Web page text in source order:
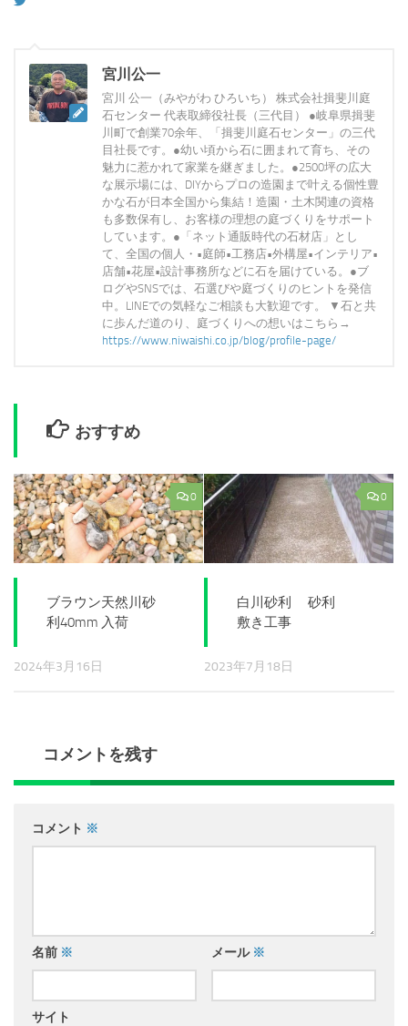
宮川公一
宮川 公一（みやがわ ひろいち） 株式会社揖斐川庭
石センター 代表取締役社長（三代目） ●岐阜県揖斐
川町で創業70余年、「揖斐川庭石センター」の三代
目社長です。●幼い頃から石に囲まれて育ち、その
魅力に惹かれて家業を継ぎました。●2500坪の広大
な展示場には、DIYからプロの造園まで叶える個性豊
かな石が日本全国から集結！造園・土木関連の資格
も多数保有し、お客様の理想の庭づくりをサポート
しています。●「ネット通販時代の石材店」とし
て、全国の個人・•庭師•工務店•外構屋•インテリア•
店舗•花屋•設計事務所などに石を届けている。●ブ
ログやSNSでは、石選びや庭づくりのヒントを発信
中。LINEでの気軽なご相談も大歓迎です。 ▼石と共
に歩んだ道のり、庭づくりへの想いはこちら→
https://www.niwaishi.co.jp/blog/profile-page/
おすすめ
0
ブラウン天然川砂
利40mm 入荷
2024年3月16日
0
白川砂利 砂利
敷き工事
2023年7月18日
コメントを残す
コメント ※
名前 ※ メール ※
サイト